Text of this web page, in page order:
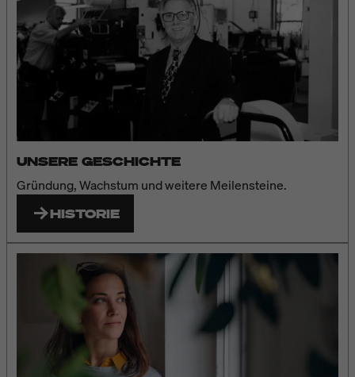
UNSERE GESCHICHTE
Gründung, Wachstum und weitere Meilensteine.
HISTORIE